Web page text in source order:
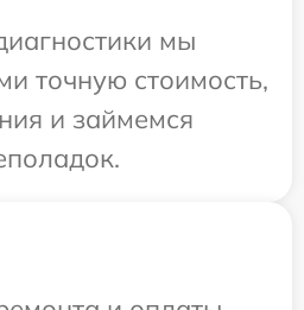
мы
точную стоимость,
и займемся